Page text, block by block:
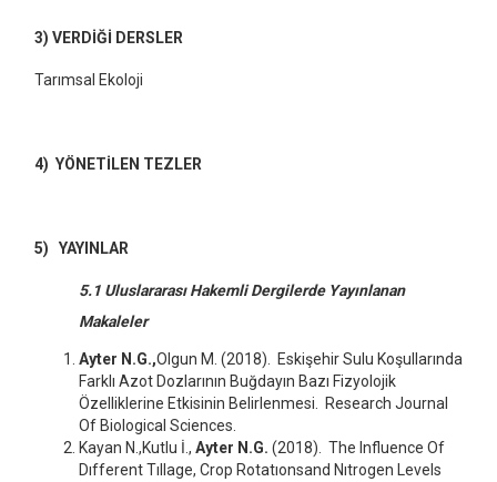
3) VERDİĞİ DERSLER
Tarımsal Ekoloji
4) YÖNETİLEN TEZLER
5) YAYINLAR
5.1 Uluslararası Hakemli Dergilerde Yayınlanan
Makaleler
Ayter N.G.,Olgun M. (2018). Eskişehir Sulu Koşullarında
Farklı Azot Dozlarının Buğdayın Bazı Fizyolojik
Özelliklerine Etkisinin Belirlenmesi. Research Journal
Of Biological Sciences.
Kayan N.,Kutlu İ., Ayter N.G. (2018). The Influence Of
Dıfferent Tıllage, Crop Rotatıonsand Nıtrogen Levels